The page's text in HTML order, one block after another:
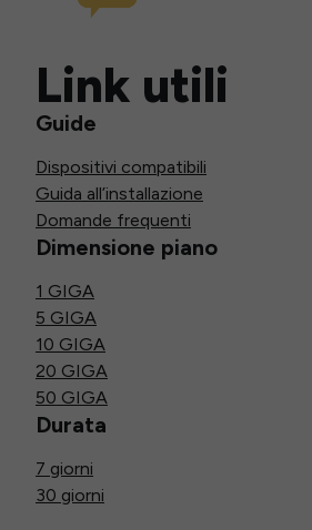
Link utili
Guide
Dispositivi compatibili
Guida all’installazione
Domande frequenti
Dimensione piano
1 GIGA
5 GIGA
10 GIGA
20 GIGA
50 GIGA
Durata
7 giorni
30 giorni